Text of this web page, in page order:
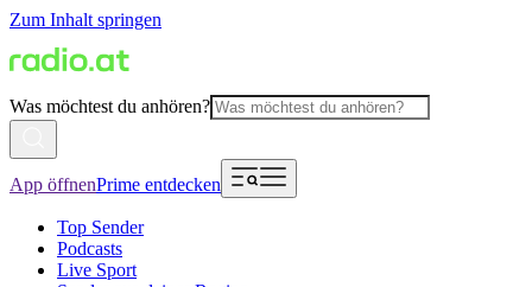
Zum Inhalt springen
Was möchtest du anhören?
App öffnenPrime entdecken
Top Sender
Podcasts
Live Sport